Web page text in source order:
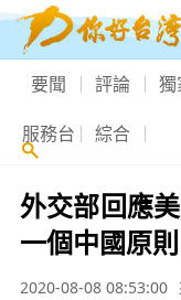
要聞 評論 獨
服務台 綜合
外交部回應
一個中國原
2020-08-08 08:53:00